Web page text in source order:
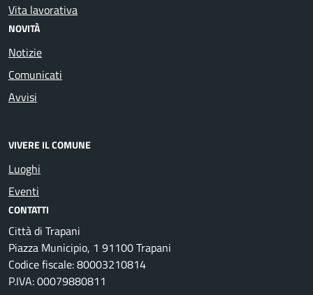
Vita lavorativa
NOVITÀ
Notizie
Comunicati
Avvisi
VIVERE IL COMUNE
Luoghi
Eventi
CONTATTI
Città di Trapani
Piazza Municipio, 1 91100 Trapani
Codice fiscale: 80003210814
P.IVA: 00079880811